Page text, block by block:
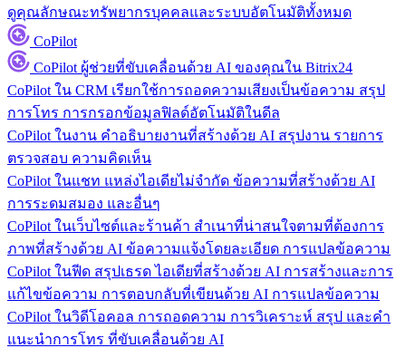
ดูคุณลักษณะทรัพยากรบุคคลและระบบอัตโนมัติทั้งหมด
CoPilot
CoPilot ผู้ช่วยที่ขับเคลื่อนด้วย AI ของคุณใน Bitrix24
CoPilot ใน CRM เรียกใช้การถอดความเสียงเป็นข้อความ สรุป
การโทร การกรอกข้อมูลฟิลด์อัตโนมัติในดีล
CoPilot ในงาน คำอธิบายงานที่สร้างด้วย AI สรุปงาน รายการ
ตรวจสอบ ความคิดเห็น
CoPilot ในแชท แหล่งไอเดียไม่จำกัด ข้อความที่สร้างด้วย AI
การระดมสมอง และอื่นๆ
CoPilot ในเว็บไซต์และร้านค้า สำเนาที่น่าสนใจตามที่ต้องการ
ภาพที่สร้างด้วย AI ข้อความแจ้งโดยละเอียด การแปลข้อความ
CoPilot ในฟีด สรุปเธรด ไอเดียที่สร้างด้วย AI การสร้างและการ
แก้ไขข้อความ การตอบกลับที่เขียนด้วย AI การแปลข้อความ
CoPilot ในวิดีโอคอล การถอดความ การวิเคราะห์ สรุป และคำ
แนะนำการโทร ที่ขับเคลื่อนด้วย AI